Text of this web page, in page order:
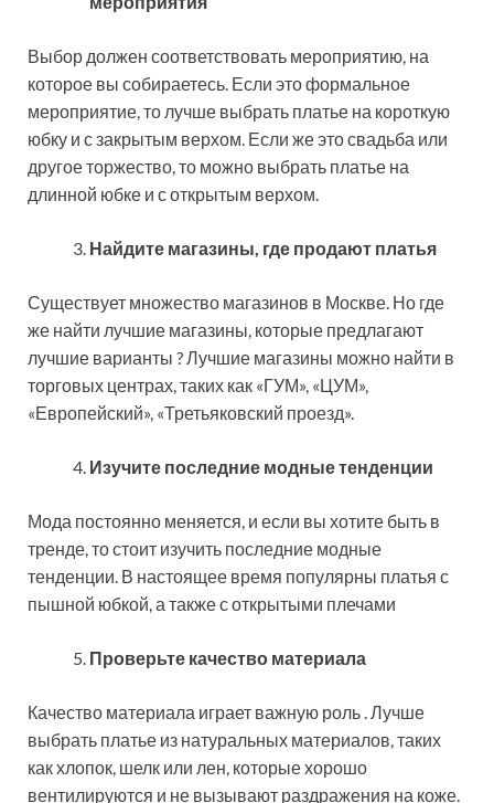
Выбор должен соответствовать мероприятию, на
которое вы собираетесь. Если это формальное
мероприятие, то лучше выбрать платье на короткую
юбку и с закрытым верхом. Если же это свадьба или
другое торжество, то можно выбрать платье на
длинной юбке и с открытым верхом.
Найдите магазины, где продают платья
Существует множество магазинов в Москве. Но где
же найти лучшие магазины, которые предлагают
лучшие варианты ? Лучшие магазины можно найти в
торговых центрах, таких как «ГУМ», «ЦУМ»,
«Европейский», «Третьяковский проезд».
Изучите последние модные тенденции
Мода постоянно меняется, и если вы хотите быть в
тренде, то стоит изучить последние модные
тенденции. В настоящее время популярны платья с
пышной юбкой, а также с открытыми плечами
Проверьте качество материала
Качество материала играет важную роль . Лучше
выбрать платье из натуральных материалов, таких
как хлопок, шелк или лен, которые хорошо
вентилируются и не вызывают раздражения на коже.